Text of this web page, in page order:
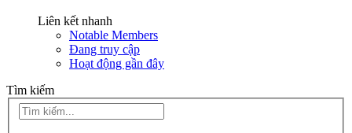
Liên kết nhanh
Notable Members
Đang truy cập
Hoạt động gần đây
Tìm kiếm